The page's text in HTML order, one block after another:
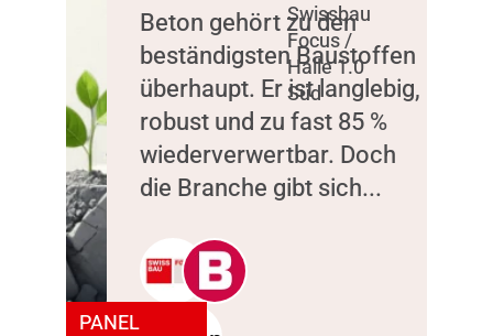
PANEL
Beton gehört zu den
beständigsten Baustoffen
überhaupt. Er ist langlebig,
robust und zu fast 85 %
wiederverwertbar. Doch
die Branche gibt sich...
Swissbau
Focus /
Halle 1.0
Süd